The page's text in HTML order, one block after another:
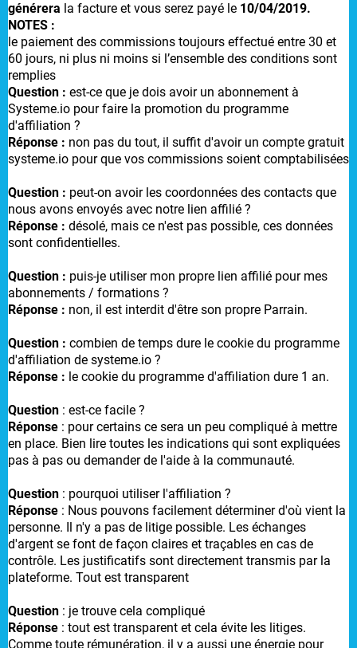
générera la facture et vous serez payé le 10/04/2019.
NOTES :
le paiement des commissions toujours effectué entre 30 et
60 jours, ni plus ni moins si l’ensemble des conditions sont
remplies
Question : est-ce que je dois avoir un abonnement à
Systeme.io pour faire la promotion du programme
d'affiliation ?
Réponse : non pas du tout, il suffit d'avoir un compte gratuit
systeme.io pour que vos commissions soient comptabilisées
Question : peut-on avoir les coordonnées des contacts que
nous avons envoyés avec notre lien affilié ?
Réponse : désolé, mais ce n'est pas possible, ces données
sont confidentielles.
Question : puis-je utiliser mon propre lien affilié pour mes
abonnements / formations ?
Réponse : non, il est interdit d'être son propre Parrain.
Question : combien de temps dure le cookie du programme
d'affiliation de systeme.io ?
Réponse : le cookie du programme d'affiliation dure 1 an.
Question : est-ce facile ?
Réponse : pour certains ce sera un peu compliqué à mettre
en place. Bien lire toutes les indications qui sont expliquées
pas à pas ou demander de l'aide à la communauté.
Question : pourquoi utiliser l'affiliation ?
Réponse : Nous pouvons facilement déterminer d'où vient la
personne. Il n'y a pas de litige possible. Les échanges
d'argent se font de façon claires et traçables en cas de
contrôle. Les justificatifs sont directement transmis par la
plateforme. Tout est transparent
Question : je trouve cela compliqué
Réponse : tout est transparent et cela évite les litiges.
Comme toute rémunération, il y a aussi une énergie pour